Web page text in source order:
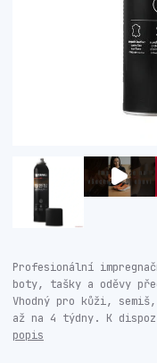
Profesionální
boty, tašky a oděvy
Vhodný pro kůži,
až na 4 týdny. K
popis